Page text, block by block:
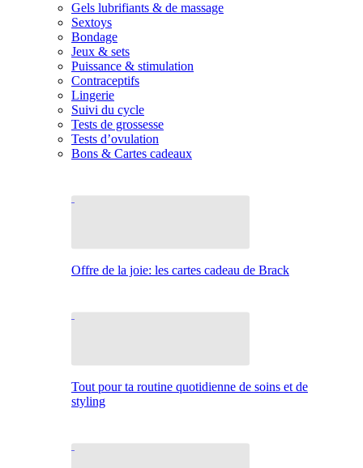
Gels lubrifiants & de massage
Sextoys
Bondage
Jeux & sets
Puissance & stimulation
Contraceptifs
Lingerie
Suivi du cycle
Tests de grossesse
Tests d’ovulation
Bons & Cartes cadeaux
Offre de la joie: les cartes cadeau de Brack
Tout pour ta routine quotidienne de soins et de
styling